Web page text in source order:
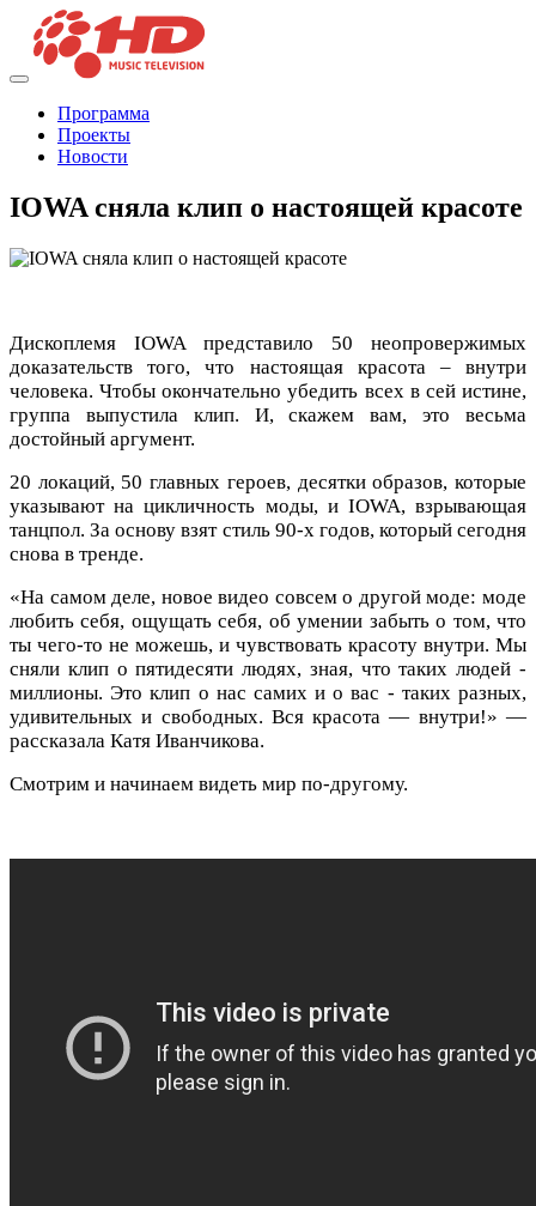
Программа
Проекты
Новости
IOWA сняла клип о настоящей красоте
Дископлемя IOWA представило 50 неопровержимых
доказательств того, что настоящая красота – внутри
человека. Чтобы окончательно убедить всех в сей истине,
группа выпустила клип. И, скажем вам, это весьма
достойный аргумент.
20 локаций, 50 главных героев, десятки образов, которые
указывают на цикличность моды, и IOWA, взрывающая
танцпол. За основу взят стиль 90-х годов, который сегодня
снова в тренде.
«На самом деле, новое видео совсем о другой моде: моде
любить себя, ощущать себя, об умении забыть о том, что
ты чего-то не можешь, и чувствовать красоту внутри. Мы
сняли клип о пятидесяти людях, зная, что таких людей -
миллионы. Это клип о нас самих и о вас - таких разных,
удивительных и свободных. Вся красота — внутри!» —
рассказала Катя Иванчикова.
Смотрим и начинаем видеть мир по-другому.